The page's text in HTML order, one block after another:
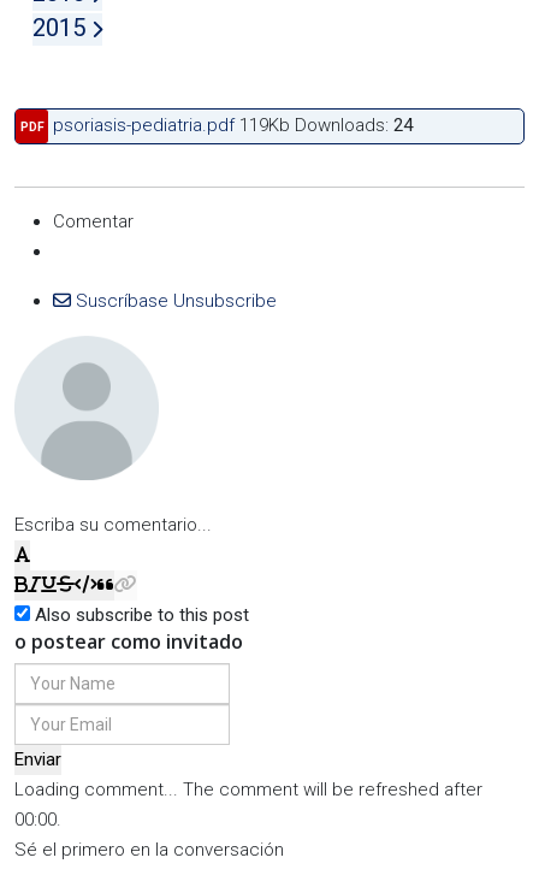
2015
PDF psoriasis-pediatria.pdf 119Kb Downloads:24
Comentar
Suscríbase Unsubscribe
Escriba su comentario...
Also subscribe to this post
o postear como invitado
Enviar
Loading comment... The comment will be refreshed after
00:00.
Sé el primero en la conversación